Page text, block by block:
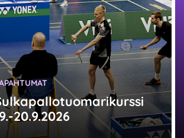
20.9.2026